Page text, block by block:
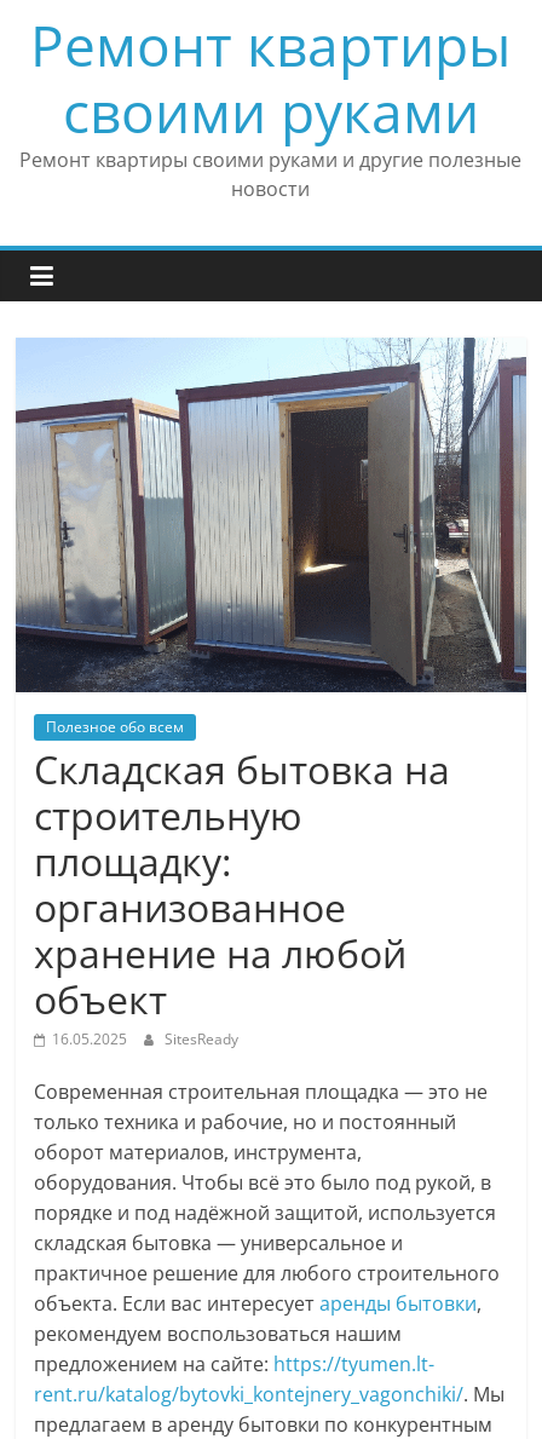
contentРемонт квартиры
своими руками
Ремонт квартиры своими руками и другие полезные
новости
Полезное обо всем
Складская бытовка на
строительную
площадку:
организованное
хранение на любой
объект
16.05.2025 SitesReady
Современная строительная площадка — это не
только техника и рабочие, но и постоянный
оборот материалов, инструмента,
оборудования. Чтобы всё это было под рукой, в
порядке и под надёжной защитой, используется
складская бытовка — универсальное и
практичное решение для любого строительного
объекта. Если вас интересуетаренды бытовки,
рекомендуем воспользоваться нашим
предложением на сайте: https://tyumen.lt-
rent.ru/katalog/bytovki_kontejnery_vagonchiki/. Мы
предлагаем в аренду бытовки по конкурентным